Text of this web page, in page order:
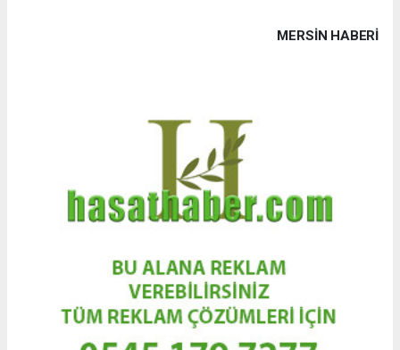
MERSIN HABERİ